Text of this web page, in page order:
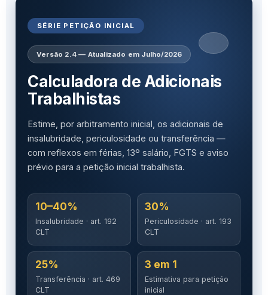
SÉRIE PETIÇÃO INICIAL
Versão 2.4 — Atualizado em Julho/2026
Calculadora de Adicionais
Trabalhistas
Estime, por arbitramento inicial, os adicionais de
insalubridade, periculosidade ou transferência —
com reflexos em férias, 13º salário, FGTS e aviso
prévio para a petição inicial trabalhista.
10–40%
Insalubridade · art. 192
CLT
30%
Periculosidade · art. 193
CLT
25%
Transferência · art. 469
CLT
3 em 1
Estimativa para petição
inicial